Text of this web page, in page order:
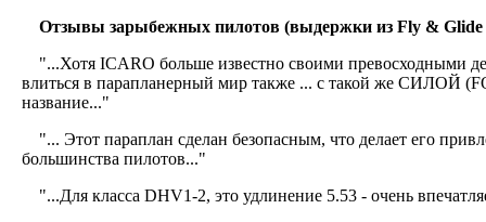
Отзывы зарыбежных пилотов (выдержки из Fly & Glide
"...Хотя ICARO больше известно своими превосходными
влиться в парапланерный мир также ... с такой же СИЛОЙ
название..."
"... Этот параплан сделан безопасным, что делает его
большинства пилотов..."
"...Для класса DHV1-2, это удлинение 5.53 - очень